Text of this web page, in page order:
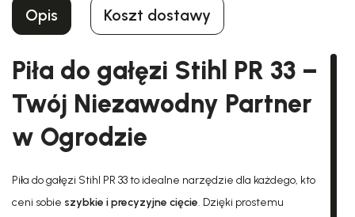
Opis Koszt dostawy
Piła do gałęzi Stihl PR 33 –
Twój Niezawodny Partner
w Ogrodzie
Piła do gałęzi Stihl PR 33 to idealne narzędzie dla każdego, kto
ceni sobie szybkie i precyzyjne cięcie. Dzięki prostemu